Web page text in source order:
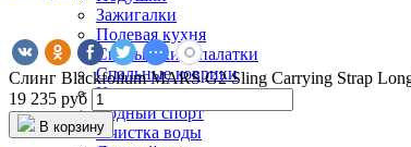
Зажигалки
Полевая кухня
Спальники и палатки
Спальные коврики
Кушетки и стулья
Водный спорт
Очистка воды
Слинг Blackfolium MARS G2 Sling Carrying Strap
19 235 руб
В корзину